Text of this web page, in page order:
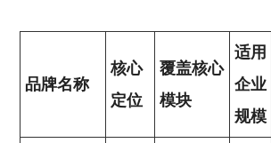
品牌名称
核心
定位
覆盖核心
模块
适用
企业
规模